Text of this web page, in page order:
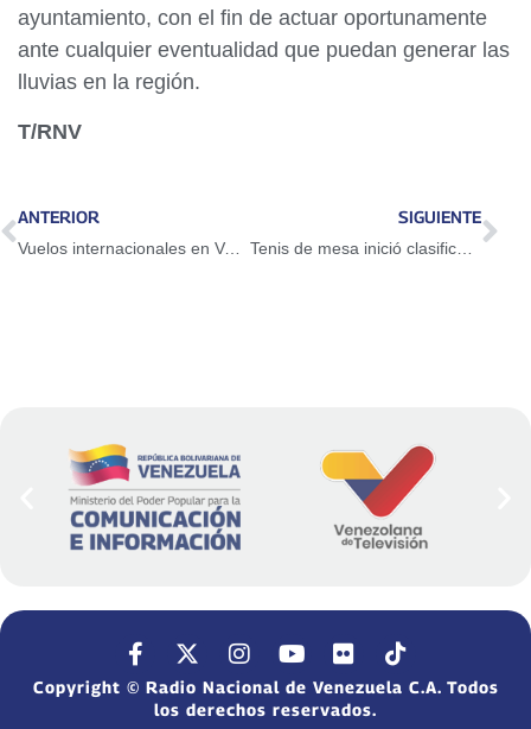
ayuntamiento, con el fin de actuar oportunamente
ante cualquier eventualidad que puedan generar las
lluvias en la región.
T/RNV
ANTERIOR
Vuelos internacionales en Venezuela aumentaron un 33,05 % en mayo
SIGUIENTE
Tenis de mesa inició clasificatorio rumbo a los Juegos Nacionales Juveniles Caracas 2026
Copyright © Radio Nacional de Venezuela C.A. Todos
los derechos reservados.